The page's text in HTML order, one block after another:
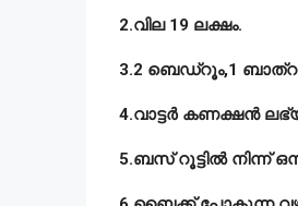
2.വില 19 ലക്ഷം.
3.2 ബെഡ്റൂം,1
4.വാട്ടർ കണക്ഷൻ
5.ബസ് റൂട്ടിൽ നിന്ന്